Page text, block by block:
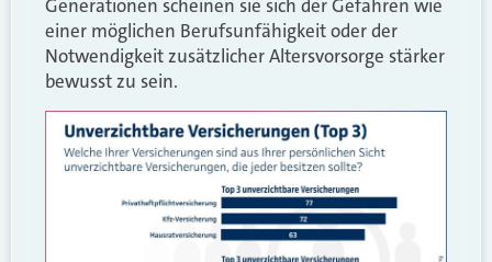
Generationen scheinen sie sich der Gefahren wie
einer möglichen Berufsunfähigkeit oder der
Notwendigkeit zusätzlicher Altersvorsorge stärker
bewusst zu sein.